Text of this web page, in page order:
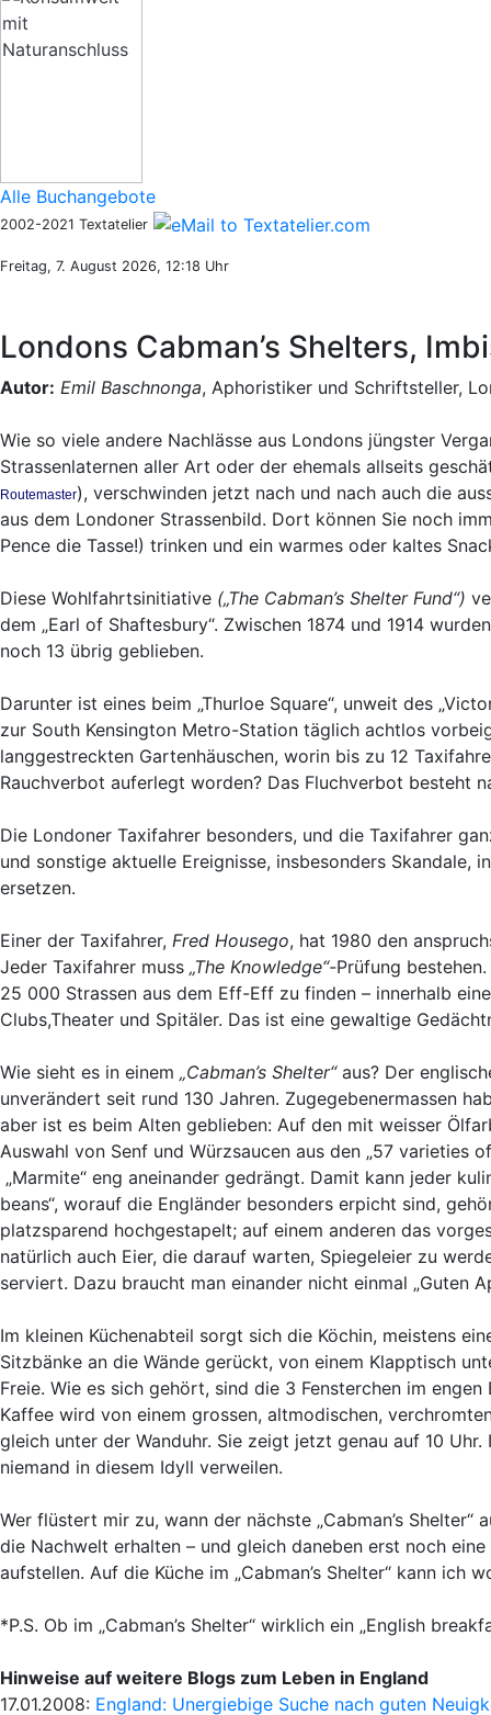
Alle Buchangebote
2002-2021 Textatelier
Freitag, 7. August 2026, 12:18 Uhr
Londons Cabman’s Shelters,
Autor: Emil Baschnonga, Aphoristiker und Schriftsteller,
Wie so viele andere Nachlässe aus Londons jüngster
Strassenlaternen aller Art oder der ehemals allseits
Routemaster), verschwinden jetzt nach und nach auch die
aus dem Londoner Strassenbild. Dort können Sie noch
Pence die Tasse!) trinken und ein warmes oder kaltes
Diese Wohlfahrtsinitiative („The Cabman’s Shelter Fund“)
dem „Earl of Shaftesbury“. Zwischen 1874 und 1914
noch 13 übrig geblieben.
Darunter ist eines beim „Thurloe Square“, unweit des
zur South Kensington Metro-Station täglich achtlos
langgestreckten Gartenhäuschen, worin bis zu 12
Rauchverbot auferlegt worden? Das Fluchverbot besteht
Die Londoner Taxifahrer besonders, und die Taxifahrer
und sonstige aktuelle Ereignisse, insbesonders Skandale,
ersetzen.
Einer der Taxifahrer, Fred Housego, hat 1980 den
Jeder Taxifahrer muss „The Knowledge“-Prüfung
25 000 Strassen aus dem Eff-Eff zu finden – innerhalb
Clubs,Theater und Spitäler. Das ist eine gewaltige
Wie sieht es in einem „Cabman’s Shelter“aus? Der
unverändert seit rund 130 Jahren. Zugegebenermassen
aber ist es beim Alten geblieben: Auf den mit weisser
Auswahl von Senf und Würzsaucen aus den „57 varieties
„Marmite“ eng aneinander gedrängt. Damit kann jeder
beans“, worauf die Engländer besonders erpicht sind,
platzsparend hochgestapelt; auf einem anderen das
natürlich auch Eier, die darauf warten, Spiegeleier zu
serviert. Dazu braucht man einander nicht einmal „Guten
Im kleinen Küchenabteil sorgt sich die Köchin, meistens
Sitzbänke an die Wände gerückt, von einem Klapptisch
Freie. Wie es sich gehört, sind die 3 Fensterchen im
Kaffee wird von einem grossen, altmodischen,
gleich unter der Wanduhr. Sie zeigt jetzt genau auf 10
niemand in diesem Idyll verweilen.
Wer flüstert mir zu, wann der nächste „Cabman’s
die Nachwelt erhalten – und gleich daneben erst noch
aufstellen. Auf die Küche im „Cabman’s Shelter“ kann
*P.S. Ob im „Cabman’s Shelter“ wirklich ein „English
Hinweise auf weitere Blogs zum Leben in England
17.01.2008: England: Unergiebige Suche nach guten